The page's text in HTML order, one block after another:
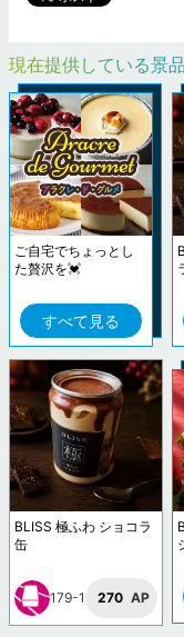
現在提供している景
ご自宅でちょっとし
た贅沢を💓
すべて見る
BLISS 極ふわ ショコラ
缶
179-1 270 AP